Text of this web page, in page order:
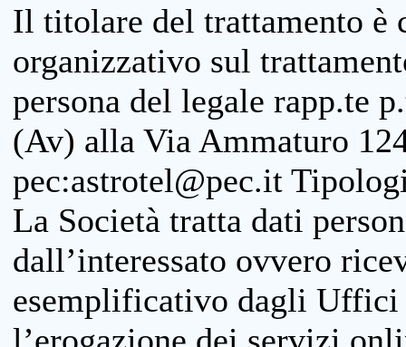
Il titolare del trattamento è
organizzativo sul
persona del legale rapp.te
(Av) alla Via Ammaturo
pec:astrotel@pec.it
La Società tratta dati
dall’interessato ovvero
esemplificativo dagli
l’erogazione dei servizi